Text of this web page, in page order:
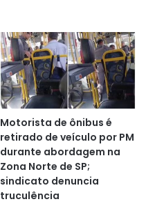
Motorista de ônibus é
retirado de veículo por PM
durante abordagem na
Zona Norte de SP;
sindicato denuncia
truculência